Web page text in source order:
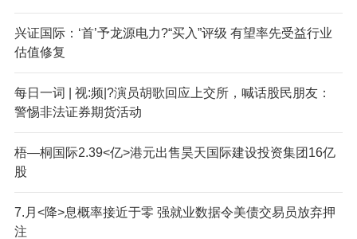
兴证国际：‘首’予龙源电力?“买入”评级 有望率先受益行业
估值修复
每日一词 | 视:频|?演员胡歌回应上交所，喊话股民朋友：
警惕非法证券期货活动
梧—桐国际2.39<亿>港元出售昊天国际建设投资集团16亿
股
7.月<降>息概率接近于零 强就业数据令美债交易员放弃押
注